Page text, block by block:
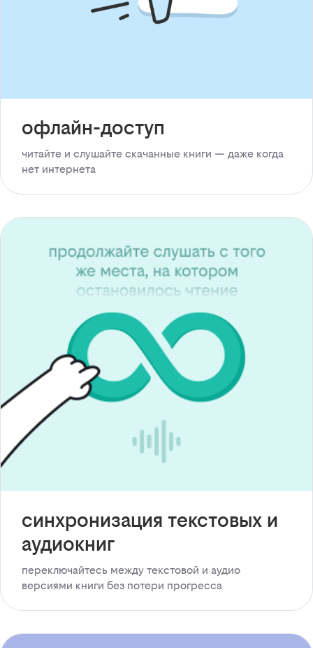
офлайн-доступ
читайте и слушайте скачанные книги — даже когда
нет интернета
синхронизация текстовых и
аудиокниг
переключайтесь между текстовой и аудио
версиями книги без потери прогресса